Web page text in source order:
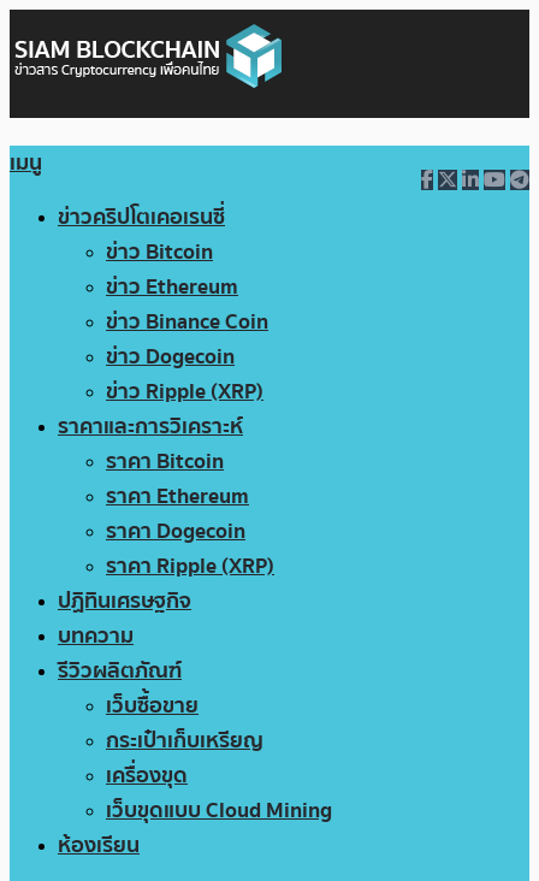
เมนู
ข่าวคริปโตเคอเรนซี่
ข่าว Bitcoin
ข่าว Ethereum
ข่าว Binance Coin
ข่าว Dogecoin
ข่าว Ripple (XRP)
ราคาและการวิเคราะห์
ราคา Bitcoin
ราคา Ethereum
ราคา Dogecoin
ราคา Ripple (XRP)
ปฏิทินเศรษฐกิจ
บทความ
รีวิวผลิตภัณฑ์
เว็บซื้อขาย
กระเป๋าเก็บเหรียญ
เครื่องขุด
เว็บขุดแบบ Cloud Mining
ห้องเรียน